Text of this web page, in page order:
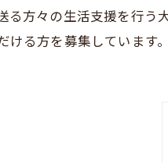
る方々の生活支援を行
ける方を募集しています